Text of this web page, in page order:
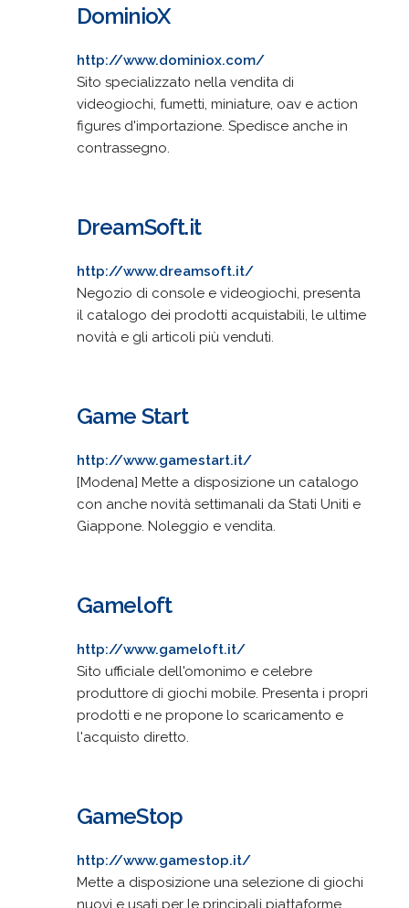
DominioX
http://www.dominiox.com/
Sito specializzato nella vendita di
videogiochi, fumetti, miniature, oav e action
figures d'importazione. Spedisce anche in
contrassegno.
DreamSoft.it
http://www.dreamsoft.it/
Negozio di console e videogiochi, presenta
il catalogo dei prodotti acquistabili, le ultime
novità e gli articoli più venduti.
Game Start
http://www.gamestart.it/
[Modena] Mette a disposizione un catalogo
con anche novità settimanali da Stati Uniti e
Giappone. Noleggio e vendita.
Gameloft
http://www.gameloft.it/
Sito ufficiale dell'omonimo e celebre
produttore di giochi mobile. Presenta i propri
prodotti e ne propone lo scaricamento e
l'acquisto diretto.
GameStop
http://www.gamestop.it/
Mette a disposizione una selezione di giochi
nuovi e usati per le principali piattaforme.